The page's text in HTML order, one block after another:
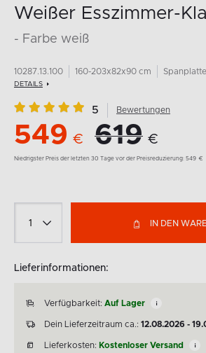
Weißer Esszimmer-
- Farbe weiß
10287.13.100 160-203x82x90 cm
DETAILS
5 Bewertungen
549 € 619 €
Niedrigster Preis der letzten 30 Tage vor der Preisreduzierung: 549 €
IN DEN
Lieferinformationen:
Verfügbarkeit: Auf Lager
Dein Lieferzeitraum ca.: 12.08.2026 -
Lieferkosten: Kostenloser Versand